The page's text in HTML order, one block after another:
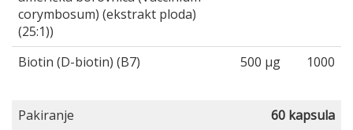
corymbosum) (ekstrakt ploda)
(25:1))
Biotin (D-biotin) (B7) 500 μg 1000
Pakiranje
60 kapsula